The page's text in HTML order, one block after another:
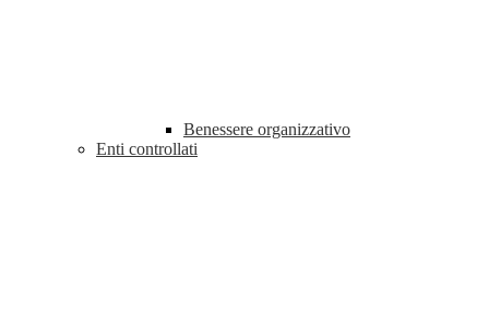
Benessere organizzativo
Enti controllati